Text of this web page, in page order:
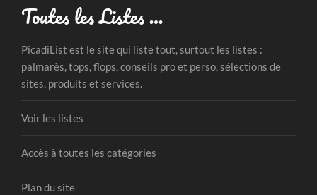
Toutes les Listes …
PicadiList est le site qui liste tout, surtout les listes :
palmarès, tops, flops, conseils pro et perso, sélections de
sites, produits et services.
Voir les listes
Accès à toutes les catégories
Plan du site